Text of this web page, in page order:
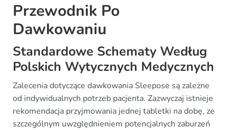
Przewodnik Po
Dawkowaniu
Standardowe Schematy Według
Polskich Wytycznych Medycznych
Zalecenia dotyczące dawkowania Sleepose są zależne
od indywidualnych potrzeb pacjenta. Zazwyczaj istnieje
rekomendacja przyjmowania jednej tabletki na dobę, ze
szczególnym uwzględnieniem potencjalnych zaburzeń